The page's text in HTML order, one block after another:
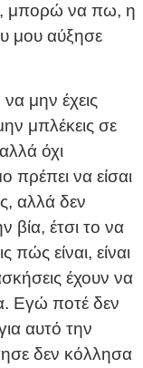
μπορώ να πω, η
μου αύξησε
μην έχεις
μπλέκεις σε
όχι
πρέπει να είσαι
αλλά δεν
βία, έτσι το να
πώς είναι, είναι
έχουν να
Εγώ ποτέ δεν
αυτό την
δεν κόλλησα